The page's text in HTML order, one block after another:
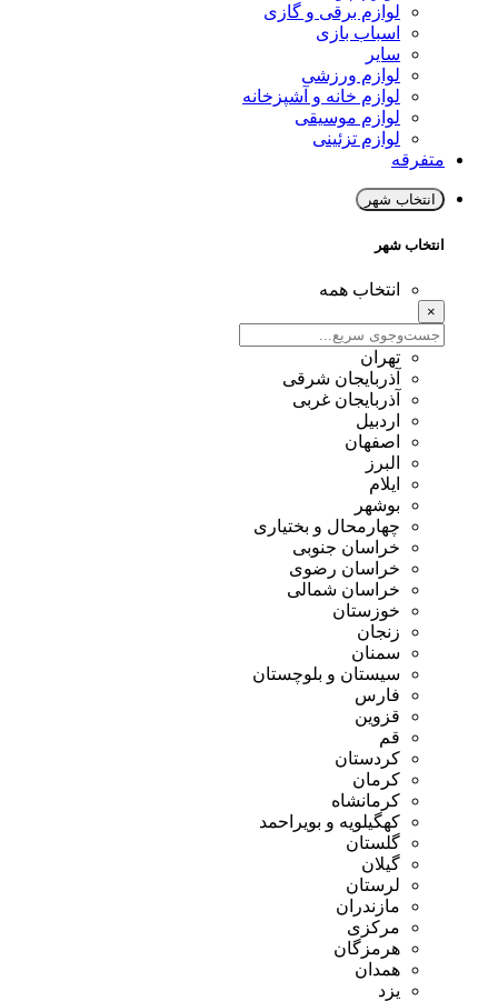
لوازم برقی و گازی
اسباب بازی
سایر
لوازم ورزشی
لوازم خانه و آشپزخانه
لوازم موسیقی
لوازم تزئینی
متفرقه
انتخاب شهر
انتخاب شهر
انتخاب همه
×
تهران
آذربایجان شرقی
آذربایجان غربی
اردبیل
اصفهان
البرز
ایلام
بوشهر
چهارمحال و بختیاری
خراسان جنوبی
خراسان رضوی
خراسان شمالی
خوزستان
زنجان
سمنان
سیستان و بلوچستان
فارس
قزوین
قم
کردستان
کرمان
کرمانشاه
کهگیلویه و بویراحمد
گلستان
گیلان
لرستان
مازندران
مرکزی
هرمزگان
همدان
یزد